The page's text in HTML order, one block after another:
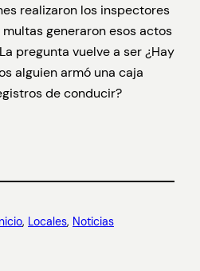
realizaron los inspectores
generaron esos actos
pregunta vuelve a ser ¿Hay
alguien armó una caja
de conducir?
Inicio, Locales, Noticias